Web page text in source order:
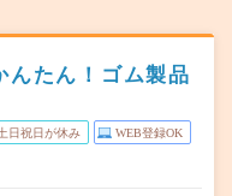
んたん！ゴム製品
日祝日が休み WEB登録OK